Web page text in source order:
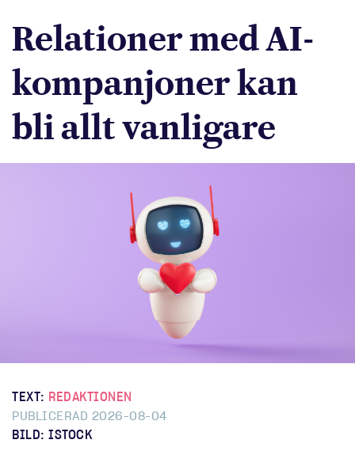
Relationer med AI-
kompanjoner kan
bli allt vanligare
TEXT: REDAKTIONEN
PUBLICERAD 2026-08-04
BILD: ISTOCK